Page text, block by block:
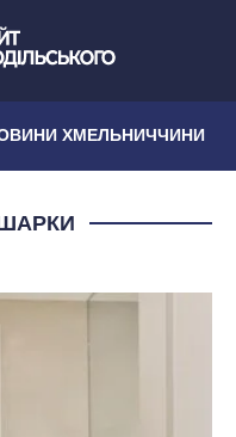
ХМЕЛЬНИЧЧИНИ